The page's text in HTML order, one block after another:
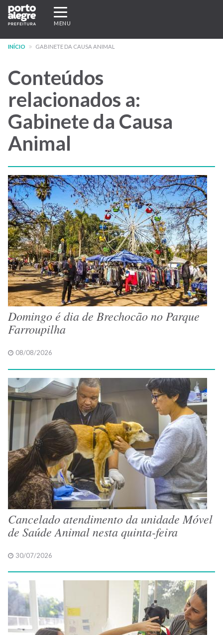
Pular
para
conteúdo
Expandir/recolher
navegação
MENU
INÍCIO GABINETE DA CAUSA ANIMAL
Conteúdos
relacionados a:
Gabinete da Causa
Animal
Domingo é dia de Brechocão no Parque
Farroupilha
08/08/2026
Cancelado atendimento da unidade Móvel
de Saúde Animal nesta quinta-feira
30/07/2026